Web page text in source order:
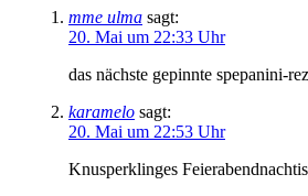
mme ulma sagt:
20. Mai um 22:33 Uhr
das nächste gepinnte spepanini-
karamelo sagt:
20. Mai um 22:53 Uhr
Knusperklinges